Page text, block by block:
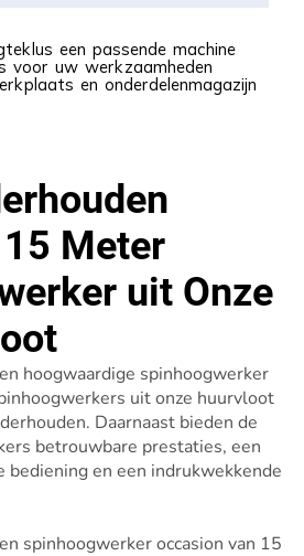
een passende machine
voor uw werkzaamheden
en onderdelenmagazijn
Meter
uit Onze
hoogwaardige spinhoogwerker
uit onze huurvloot
Daarnaast bieden de
betrouwbare prestaties, een
en een indrukwekkende
spinhoogwerker occasion van 15